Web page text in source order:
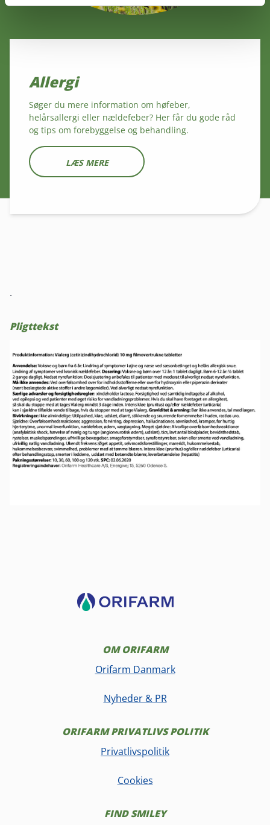
Allergi
Søger du mere information om høfeber,
helårsallergi eller nældefeber? Her får du gode råd
og tips om forebyggelse og behandling.
LÆS MERE
.
Pligttekst
OM ORIFARM
Orifarm Danmark
Nyheder & PR
ORIFARM PRIVATLIVS POLITIK
Privatlivspolitik
Cookies
FIND SMILEY